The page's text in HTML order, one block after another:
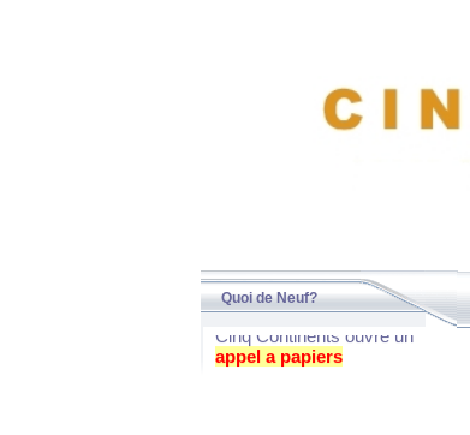
Quoi de Neuf?
appel a papiers